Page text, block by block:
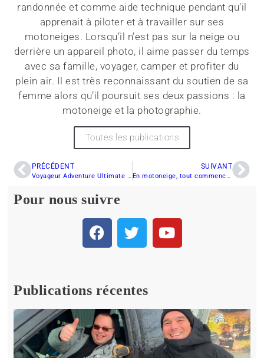
randonnée et comme aide technique pendant qu’il
apprenait à piloter et à travailler sur ses
motoneiges. Lorsqu’il n’est pas sur la neige ou
derrière un appareil photo, il aime passer du temps
avec sa famille, voyager, camper et profiter du
plein air. Il est très reconnaissant du soutien de sa
femme alors qu’il poursuit ses deux passions : la
motoneige et la photographie.
Toutes les publications
PRÉCÉDENT SUIVANT
Pour nous suivre
Publications récentes